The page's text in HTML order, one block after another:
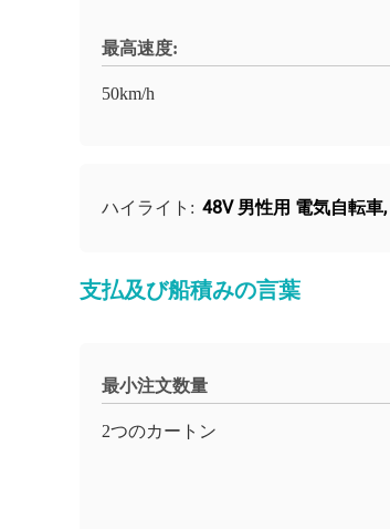
最高速度:
50km/h
ハイライト: 48V 男性用 電気自転車,
支払及び船積みの言葉
最小注文数量
2つのカートン